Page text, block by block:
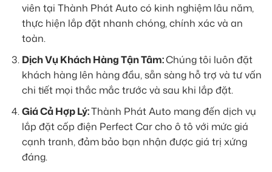
viên tại Thành Phát Auto có kinh nghiệm lâu năm,
thực hiện lắp đặt nhanh chóng, chính xác và an
toàn.
Dịch Vụ Khách Hàng Tận Tâm:Chúng tôi luôn đặt
khách hàng lên hàng đầu, sẵn sàng hỗ trợ và tư vấn
chi tiết mọi thắc mắc trước và sau khi lắp đặt.
Giá Cả Hợp Lý:Thành Phát Auto mang đến dịch vụ
lắp đặt cốp điện Perfect Car cho ô tô với mức giá
cạnh tranh, đảm bảo bạn nhận được giá trị xứng
đáng.